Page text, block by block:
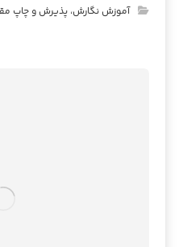
آموزش نگارش، پذیرش و چاپ